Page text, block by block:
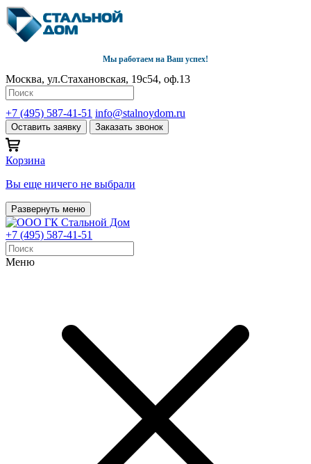
Мы работаем на Ваш успех!
Москва, ул.Стахановская, 19с54, оф.13
+7 (495) 587-41-51 info@stalnoydom.ru
Оставить заявку Заказать звонок
Корзина
Вы еще ничего не выбрали
Развернуть меню
+7 (495) 587-41-51
Меню